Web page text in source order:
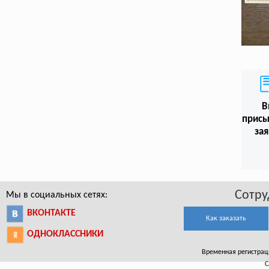
Мы в социальных сетях:
ВКОНТАКТЕ
ОДНОКЛАССНИКИ
Как заказать
Временная